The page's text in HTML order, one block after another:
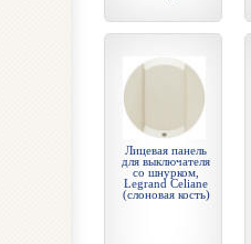
Лицевая панель
для выключателя
со шнурком,
Legrand Celiane
(слоновая кость)